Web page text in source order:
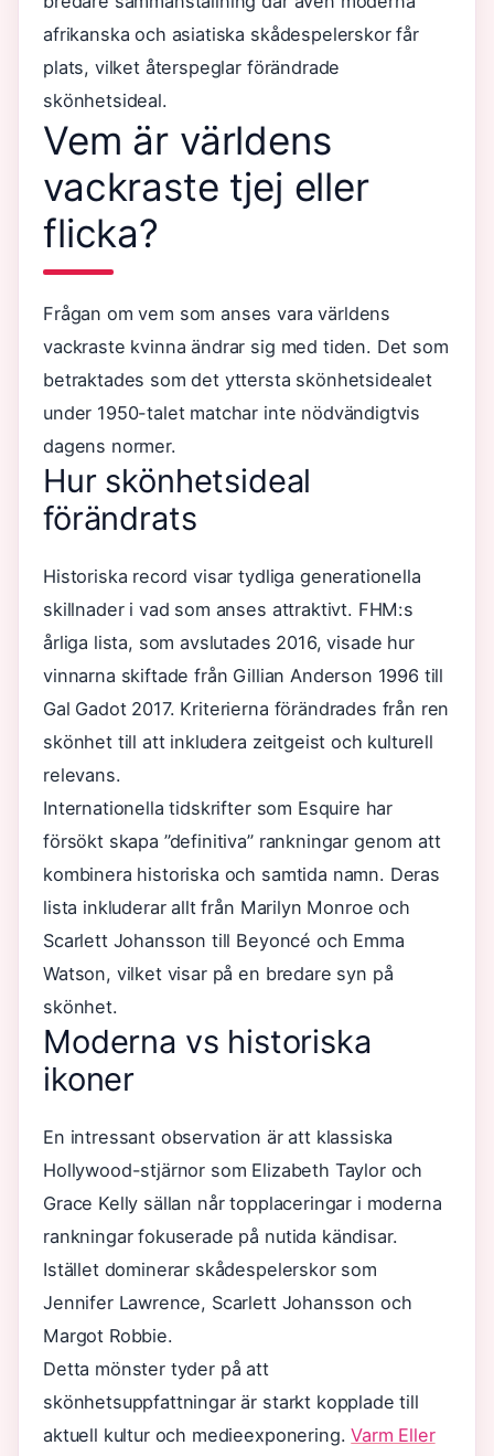
afrikanska och asiatiska skådespelerskor får
plats, vilket återspeglar förändrade
skönhetsideal.
Vem är världens
vackraste tjej eller
flicka?
Frågan om vem som anses vara världens
vackraste kvinna ändrar sig med tiden. Det som
betraktades som det yttersta skönhetsidealet
under 1950-talet matchar inte nödvändigtvis
dagens normer.
Hur skönhetsideal
förändrats
Historiska record visar tydliga generationella
skillnader i vad som anses attraktivt. FHM:s
årliga lista, som avslutades 2016, visade hur
vinnarna skiftade från Gillian Anderson 1996 till
Gal Gadot 2017. Kriterierna förändrades från ren
skönhet till att inkludera zeitgeist och kulturell
relevans.
Internationella tidskrifter som Esquire har
försökt skapa ”definitiva” rankningar genom att
kombinera historiska och samtida namn. Deras
lista inkluderar allt från Marilyn Monroe och
Scarlett Johansson till Beyoncé och Emma
Watson, vilket visar på en bredare syn på
skönhet.
Moderna vs historiska
ikoner
En intressant observation är att klassiska
Hollywood-stjärnor som Elizabeth Taylor och
Grace Kelly sällan når topplaceringar i moderna
rankningar fokuserade på nutida kändisar.
Istället dominerar skådespelerskor som
Jennifer Lawrence, Scarlett Johansson och
Margot Robbie.
Detta mönster tyder på att
skönhetsuppfattningar är starkt kopplade till
aktuell kultur och medieexponering.Varm Eller